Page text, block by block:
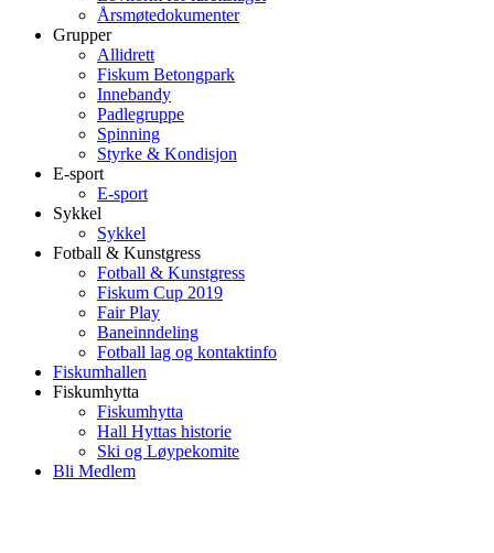
Årsmøtedokumenter
Grupper
Allidrett
Fiskum Betongpark
Innebandy
Padlegruppe
Spinning
Styrke & Kondisjon
E-sport
E-sport
Sykkel
Sykkel
Fotball & Kunstgress
Fotball & Kunstgress
Fiskum Cup 2019
Fair Play
Baneinndeling
Fotball lag og kontaktinfo
Fiskumhallen
Fiskumhytta
Fiskumhytta
Hall Hyttas historie
Ski og Løypekomite
Bli Medlem